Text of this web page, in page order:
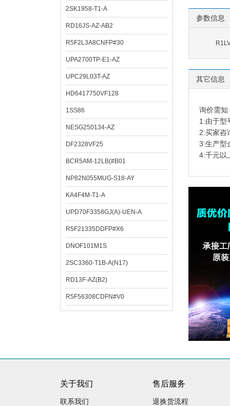
2SK1958-T1-A
RD16JS-AZ-AB2
R5F2L3A8CNFP#30
UPA2700TP-E1-AZ
UPC29L03T-AZ
HD6417750VF128
1SS86
NESG250134-AZ
DF2328VF25
BCR5AM-12LB(#B01
NP82N055MUG-S18-AY
KA4F4M-T1-A
UPD70F3358GJ(A)-UEN-A
R5F21335DDFP#X6
DNOF101M1S
2SC3360-T1B-A(N17)
RD13F-AZ(B2)
R5F56308CDFN#V0
参数信息
其它信息
询价需知
1:由于型
2:买家咨
3:生产型
4:千元以
关于我们
联系我们
售后服务
退换货流程